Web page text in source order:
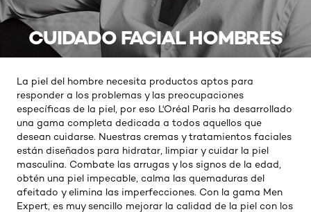
CUIDADO FACIAL HOMBRES
La piel del hombre necesita productos aptos para
responder a los problemas y las preocupaciones
específicas de la piel, por eso L'Oréal Paris ha desarrollado
una gama completa dedicada a todos aquellos que
desean cuidarse. Nuestras cremas y tratamientos faciales
están diseñados para hidratar, limpiar y cuidar la piel
masculina. Combate las arrugas y los signos de la edad,
obtén una piel impecable, calma las quemaduras del
afeitado y elimina las imperfecciones. Con la gama Men
Expert, es muy sencillo mejorar la calidad de la piel con los